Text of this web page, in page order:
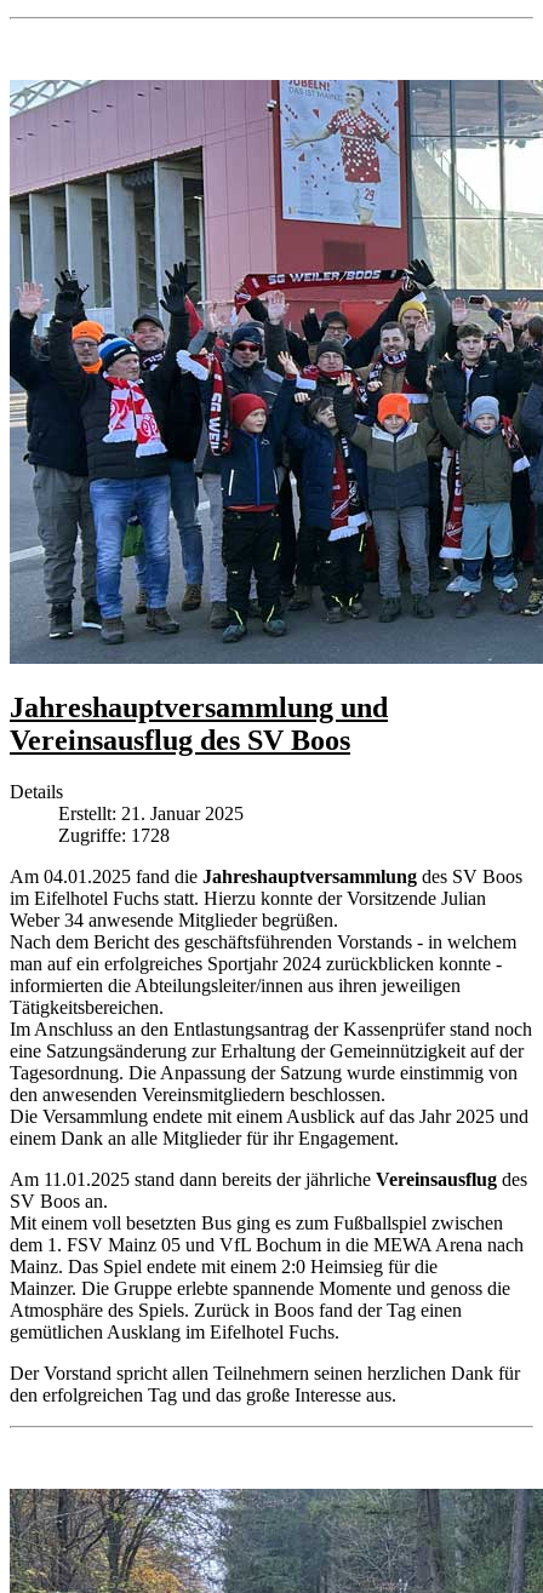
Jahreshauptversammlung und
Vereinsausflug des SV Boos
Details
Erstellt: 21. Januar 2025
Zugriffe: 1728
Am 04.01.2025 fand die Jahreshauptversammlung des SV Boos
im Eifelhotel Fuchs statt. Hierzu konnte der Vorsitzende Julian
Weber 34 anwesende Mitglieder begrüßen.
Nach dem Bericht des geschäftsführenden Vorstands - in welchem
man auf ein erfolgreiches Sportjahr 2024 zurückblicken konnte -
informierten die Abteilungsleiter/innen aus ihren jeweiligen
Tätigkeitsbereichen.
Im Anschluss an den Entlastungsantrag der Kassenprüfer stand noch
eine Satzungsänderung zur Erhaltung der Gemeinnützigkeit auf der
Tagesordnung. Die Anpassung der Satzung wurde einstimmig von
den anwesenden Vereinsmitgliedern beschlossen.
Die Versammlung endete mit einem Ausblick auf das Jahr 2025 und
einem Dank an alle Mitglieder für ihr Engagement.
Am 11.01.2025 stand dann bereits der jährliche Vereinsausflug des
SV Boos an.
Mit einem voll besetzten Bus ging es zum Fußballspiel zwischen
dem 1. FSV Mainz 05 und VfL Bochum in die MEWA Arena nach
Mainz. Das Spiel endete mit einem 2:0 Heimsieg für die
Mainzer. Die Gruppe erlebte spannende Momente und genoss die
Atmosphäre des Spiels. Zurück in Boos fand der Tag einen
gemütlichen Ausklang im Eifelhotel Fuchs.
Der Vorstand spricht allen Teilnehmern seinen herzlichen Dank für
den erfolgreichen Tag und das große Interesse aus.